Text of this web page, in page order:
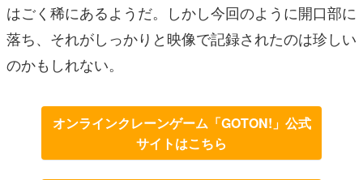
はごく稀にあるようだ。しかし今回のように開口部に
落ち、それがしっかりと映像で記録されたのは珍しい
のかもしれない。
オンラインクレーンゲーム「GOTON!」公式
サイトはこちら